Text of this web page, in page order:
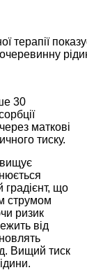
терапії
30
маткові
тиску.
градієнт, що
струмом
ризик
від
Вищий тиск